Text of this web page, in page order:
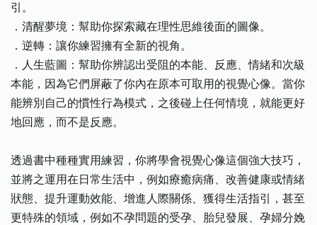
引。
．清醒夢境：幫助你探索藏在理性思維後面的圖像。
．逆轉：讓你練習擁有全新的視角。
．人生藍圖：幫助你辨認出受阻的本能、反應、情緒和次級
本能，因為它們屏蔽了你內在原本可取用的視覺心像。當你
能辨別自己的慣性行為模式，之後碰上任何情境，就能更好
地回應，而不是反應。
透過書中種種實用練習，你將學會視覺心像這個強大技巧，
並將之運用在日常生活中，例如療癒病痛、改善健康或情緒
狀態、提升運動效能、增進人際關係、獲得生活指引，甚至
更特殊的領域，例如不孕問題的受孕、胎兒發展、孕婦分娩